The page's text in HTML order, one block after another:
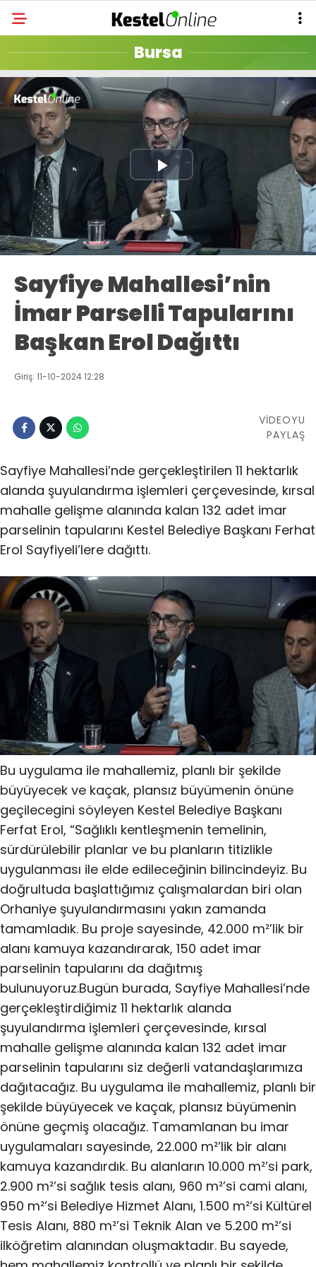
Bursa
Play
Video
Sayfiye Mahallesi’nin
İmar Parselli Tapularını
Başkan Erol Dağıttı
Giriş: 11-10-2024 12:28
VİDEOYU
PAYLAŞ
Sayfiye Mahallesi’nde gerçekleştirilen 11 hektarlık
alanda şuyulandırma işlemleri çerçevesinde, kırsal
mahalle gelişme alanında kalan 132 adet imar
parselinin tapularını Kestel Belediye Başkanı Ferhat
Erol Sayfiyeli’lere dağıttı.
Bu uygulama ile mahallemiz, planlı bir şekilde
büyüyecek ve kaçak, plansız büyümenin önüne
geçilecegini söyleyen Kestel Belediye Başkanı
Ferfat Erol, “Sağlıklı kentleşmenin temelinin,
sürdürülebilir planlar ve bu planların titizlikle
uygulanması ile elde edileceğinin bilincindeyiz. Bu
doğrultuda başlattığımız çalışmalardan biri olan
Orhaniye şuyulandırmasını yakın zamanda
tamamladık. Bu proje sayesinde, 42.000 m²’lik bir
alanı kamuya kazandırarak, 150 adet imar
parselinin tapularını da dağıtmış
bulunuyoruz.Bugün burada, Sayfiye Mahallesi’nde
gerçekleştirdiğimiz 11 hektarlık alanda
şuyulandırma işlemleri çerçevesinde, kırsal
mahalle gelişme alanında kalan 132 adet imar
parselinin tapularını siz değerli vatandaşlarımıza
dağıtacağız. Bu uygulama ile mahallemiz, planlı bir
şekilde büyüyecek ve kaçak, plansız büyümenin
önüne geçmiş olacağız. Tamamlanan bu imar
uygulamaları sayesinde, 22.000 m²’lik bir alanı
kamuya kazandırdık. Bu alanların 10.000 m²’si park,
2.900 m²’si sağlık tesis alanı, 960 m²’si cami alanı,
950 m²’si Belediye Hizmet Alanı, 1.500 m²’si Kültürel
Tesis Alanı, 880 m²’si Teknik Alan ve 5.200 m²’si
ilköğretim alanından oluşmaktadır. Bu sayede,